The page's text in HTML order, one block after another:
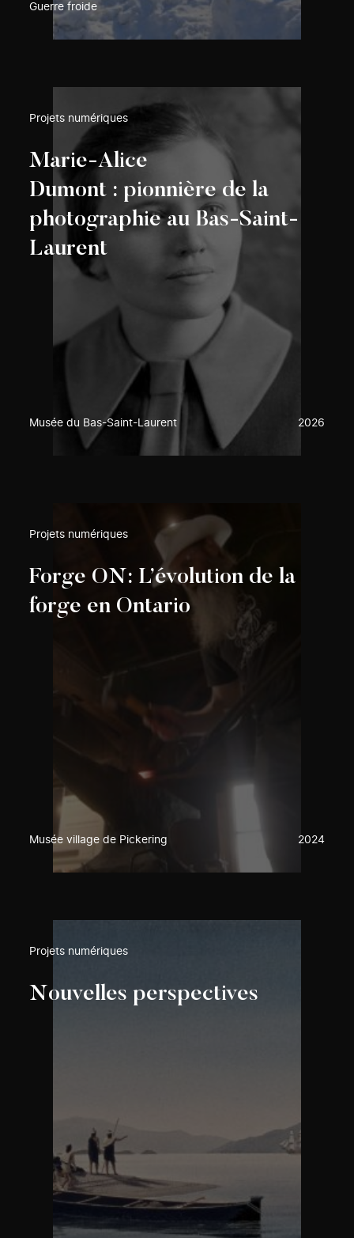
Guerre froide
Projets numériques
Marie-Alice
Dumont : pionnière de la
photographie au Bas-Saint-
Laurent
Musée du Bas-Saint-Laurent 2026
Projets numériques
Forge ON: L’évolution de la
forge en Ontario
Musée village de Pickering 2024
Projets numériques
Nouvelles perspectives